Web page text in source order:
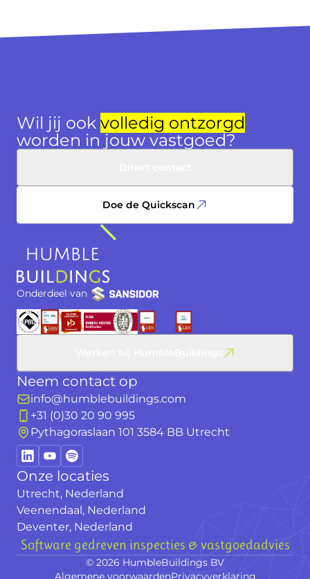
Wil jij ook volledig ontzorgd
worden in jouw vastgoed?
Doe de Quickscan
Onderdeel van
Neem contact op
info@humblebuildings.com
+31 (0)30 20 90 995
Pythagoraslaan 101 3584 BB Utrecht
Onze locaties
Utrecht, Nederland
Veenendaal, Nederland
Deventer, Nederland
Software gedreven inspecties & vastgoedadvies
© 2026 HumbleBuildings BV
Algemene voorwaardenPrivacyverklaring